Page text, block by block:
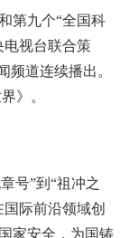
第九个“全国科
电视台联合策
频道连续播出。
》。
号”到“祖冲之
际前沿领域创
家安全，为国铸